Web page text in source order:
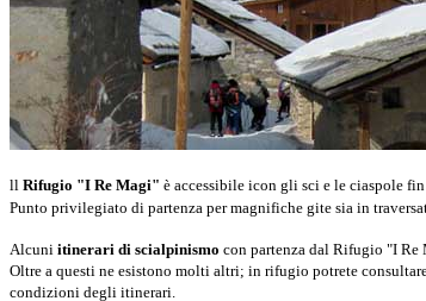
ll Rifugio "I Re Magi" è accessibile icon gli sci e le ciaspole
Punto privilegiato di partenza per magnifiche gite sia in
Alcuni itinerari di scialpinismo con partenza dal Rifugio "I Re
Oltre a questi ne esistono molti altri; in rifugio potrete
condizioni degli itinerari.